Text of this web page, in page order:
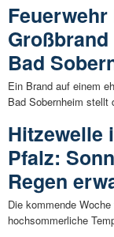
Bad
Ein Brand auf einem
Bad Sobernheim stellt
Hitzewelle
Pfalz:
Regen
Die kommende
hochsommerliche